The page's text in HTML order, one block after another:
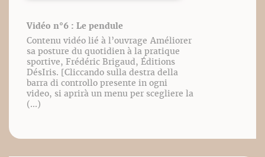
Vidéo n°6 : Le pendule
Contenu vidéo lié à l’ouvrage Améliorer
sa posture du quotidien à la pratique
sportive, Frédéric Brigaud, Éditions
DésIris. [Cliccando sulla destra della
barra di controllo presente in ogni
video, si aprirà un menu per scegliere la
(...)